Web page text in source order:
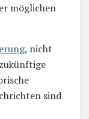
möglichen
, nicht
sind